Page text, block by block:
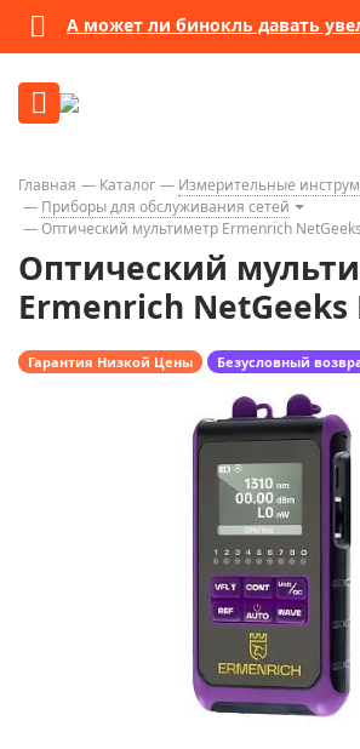
А может ли бинокль давать
Главная Каталог
Измерительные
Приборы для обслуживания сетей
Оптический мультиметр Ermenrich
Оптический
Ermenrich NetGeeks
Гарантия Низкой Цены Безусловный